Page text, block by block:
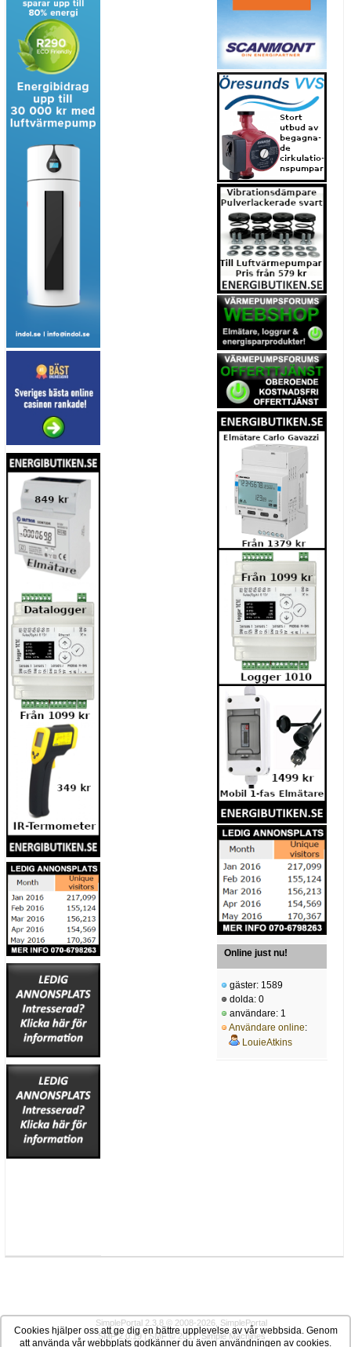
Online just nu!
gäster: 1589
dolda: 0
användare: 1
Användare online:
LouieAtkins
SimplePortal 2.3.8 © 2008-2026, SimplePortal
SMF 2.0.19|SMF © 2017,Simple Machines
Cookies hjälper oss att ge dig en bättre upplevelse av vår webbsida. Genom
att använda vår webbplats godkänner du även användningen av cookies.